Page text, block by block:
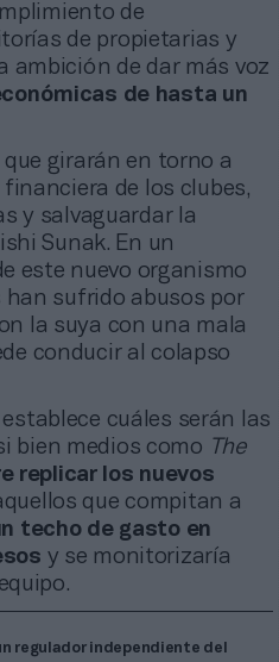
de
de propietarias y
ambición de dar más voz
de hasta un
girarán en torno a
de los clubes,
y salvaguardar la
Sunak. En un
este nuevo organismo
han sufrido abusos por
la suya con una mala
conducir al colapso
cuáles serán las
bien medios como
The
replicar los nuevos
que compitan a
techo de gasto en
y se monitorizaría
regulador independiente del